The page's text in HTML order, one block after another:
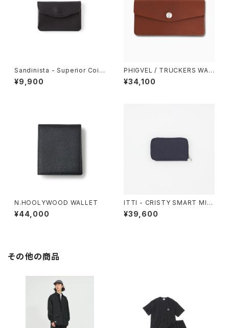
Sandinista - Superior Coin
&Card Case
¥9,900
PHIGVEL / TRUCKERS WAL
LET
¥34,100
N.HOOLYWOOD WALLET
¥44,000
ITTI - CRISTY SMART MID
WLT .5 / AIZAN
¥39,600
その他の商品